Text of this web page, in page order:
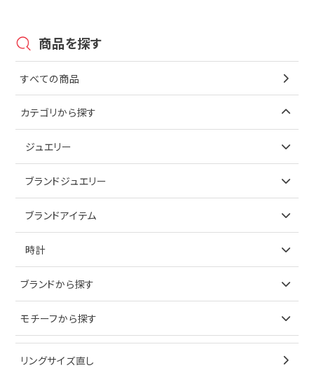
商品を探す
すべての商品
カテゴリから探す
ジュエリー
アイテムで探す
ブレスレット
ブランドジュエリー
アイテムで探す
イヤリング
ブランドアイテム
アイテムで探す
キーケース
時計
ブランドで探す
オメガ
ブランドから探す
ティファニー
ブルガリ
モチーフから探す
リングサイズ直し